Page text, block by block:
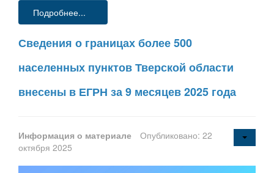
Подробнее...
Сведения о границах более 500
населенных пунктов Тверской области
внесены в ЕГРН за 9 месяцев 2025 года
Информация о материале
Опубликовано: 22
октября 2025